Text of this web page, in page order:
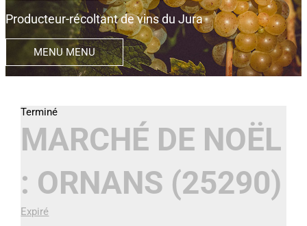
Producteur-récoltant de vins du Jura
MENU MENU
MARCHÉ DE NOËL
: ORNANS (25290)
Expiré